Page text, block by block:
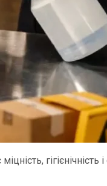
гігієнічність